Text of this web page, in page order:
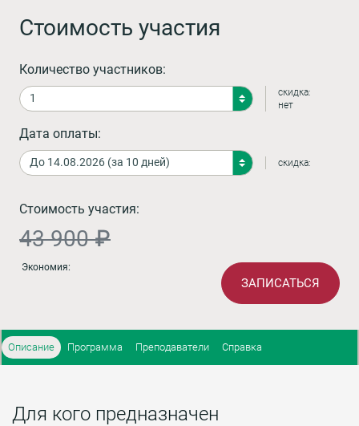
Стоимость участия
Количество участников:
скидка:
нет
Дата оплаты:
скидка:
Стоимость участия:
43 900 ₽
Экономия:
ЗАПИСАТЬСЯ
Описание Программа Преподаватели Справка
Для кого предназначен